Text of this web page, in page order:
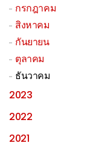
กรกฎาคม
สิงหาคม
กันยายน
ตุลาคม
ธันวาคม
2023
2022
2021